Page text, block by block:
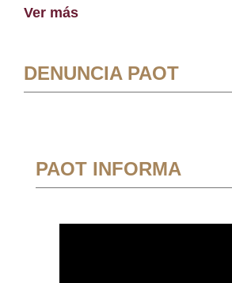
Ver más
DENUNCIA PAOT
PAOT INFORMA